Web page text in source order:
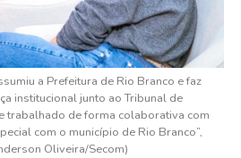
a Prefeitura de Rio Branco e faz
institucional junto ao Tribunal de
trabalhado de forma colaborativa com
com o município de Rio Branco”,
Oliveira/Secom)